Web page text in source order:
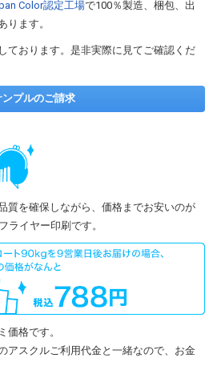
Color認定工場で100％製造、梱包、出
ります。
ております。是非実際に見てご確認くだ
ンプルのご請求
質を確保しながら、価格までお安いのが
ライヤー印刷です。
価格です。
アスクルご利用代金と一緒なので、お金